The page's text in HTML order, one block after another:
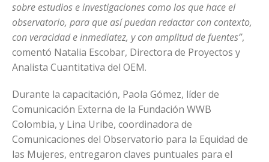
sobre estudios e investigaciones como los que hace el
observatorio, para que así puedan redactar con contexto,
con veracidad e inmediatez, y con amplitud de fuentes”,
comentó Natalia Escobar, Directora de Proyectos y
Analista Cuantitativa del OEM.
Durante la capacitación, Paola Gómez, líder de
Comunicación Externa de la Fundación WWB
Colombia, y Lina Uribe, coordinadora de
Comunicaciones del Observatorio para la Equidad de
las Mujeres, entregaron claves puntuales para el